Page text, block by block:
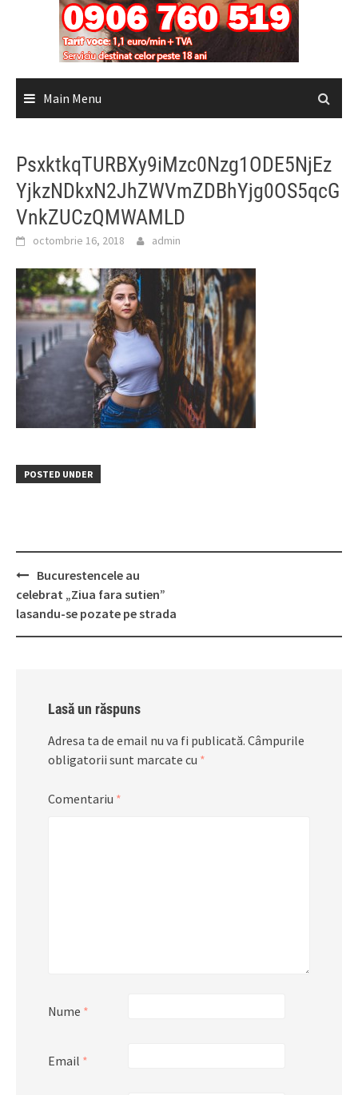
Main Menu
PsxktkqTURBXy9iMzc0Nzg1ODE5NjEz
YjkzNDkxN2JhZWVmZDBhYjg0OS5qcG
VnkZUCzQMWAMLD
octombrie 16, 2018 admin
POSTED UNDER
Post
navigation
Bucurestencele au
celebrat „Ziua fara sutien”
lasandu-se pozate pe strada
Lasă un răspuns
Adresa ta de email nu va fi publicată. Câmpurile
obligatorii sunt marcate cu *
Comentariu *
Nume *
Email *